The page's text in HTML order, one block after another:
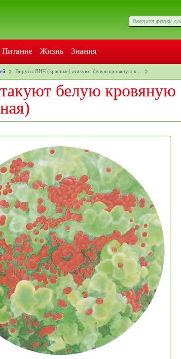
Питание Жизнь Знания
Вирусы ВИЧ (красные) атакуют белую кровяную к…
белую кровяную